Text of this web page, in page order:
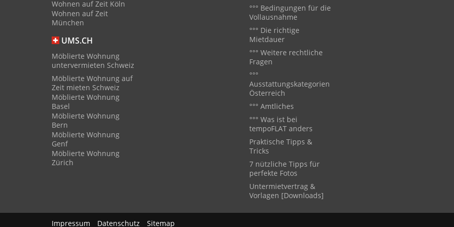
Wohnen auf Zeit Köln
Wohnen auf Zeit
München
UMS.CH
Möblierte Wohnung
untervermieten Schweiz
Möblierte Wohnung auf
Zeit mieten Schweiz
Möblierte Wohnung
Basel
Möblierte Wohnung
Bern
Möblierte Wohnung
Genf
Möblierte Wohnung
Zürich
°°° Bedingungen für die
Vollausnahme
°°° Die richtige
Mietdauer
°°° Weitere rechtliche
Fragen
°°°
Ausstattungskategorien
Österreich
°°° Amtliches
°°° Was ist bei
tempoFLAT anders
Praktische Tipps &
Tricks
7 nützliche Tipps für
perfekte Fotos
Untermietvertrag &
Vorlagen [Downloads]
Impressum Datenschutz Sitemap